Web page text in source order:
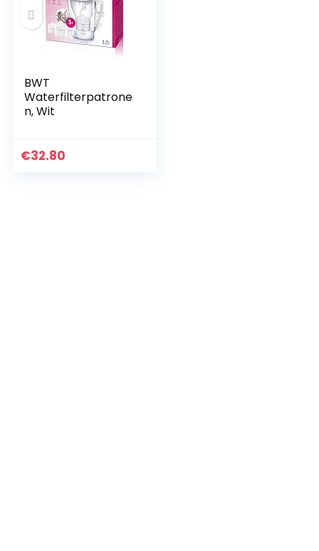
BWT
Waterfilterpatrone
n, Wit
€32.80